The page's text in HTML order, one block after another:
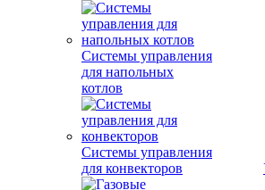
Системы управления
для напольных
котлов
Системы управления
для конвекторов